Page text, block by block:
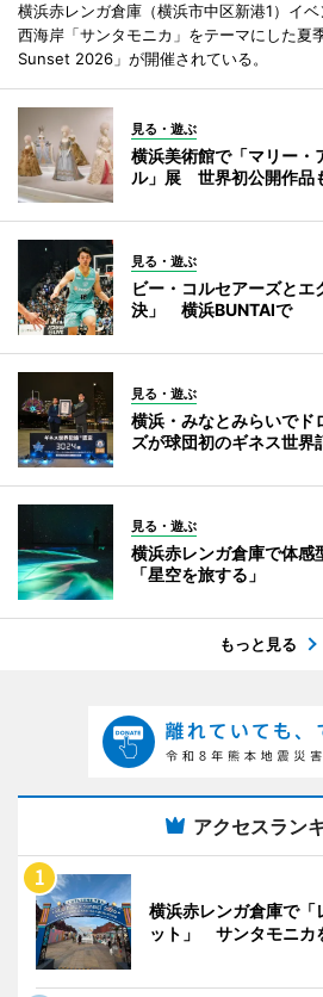
横浜赤レンガ倉庫（横浜市中区新港1）イ
西海岸「サンタモニカ」をテーマにした夏
Sunset 2026」が開催されている。
見る・遊ぶ
横浜美術館で「マリー・
ル」展 世界初公開作品
見る・遊ぶ
ビー・コルセアーズとエ
決」 横浜BUNTAIで
見る・遊ぶ
横浜・みなとみらいで
ズが球団初のギネス世界
見る・遊ぶ
横浜赤レンガ倉庫で体感
「星空を旅する」
もっと見る
アクセスラン
横浜赤レンガ倉庫で「
ット」 サンタモニカ